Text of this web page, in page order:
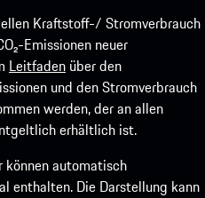
Kraftstoff-/ Stromverbrauch
Emissionen neuer
Leitfaden über den
und den Stromverbrauch
werden, der an allen
erhältlich ist.
können automatisch
enthalten. Die Darstellung kann